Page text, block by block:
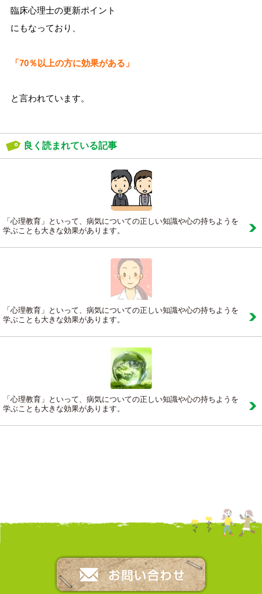
臨床心理士の更新ポイント
にもなっており、
「70％以上の方に効果がある」
と言われています。
良く読まれている記事
「心理教育」といって、病気についての正しい知識や心の持ちようを
学ぶことも大きな効果があります。
「心理教育」といって、病気についての正しい知識や心の持ちようを
学ぶことも大きな効果があります。
「心理教育」といって、病気についての正しい知識や心の持ちようを
学ぶことも大きな効果があります。